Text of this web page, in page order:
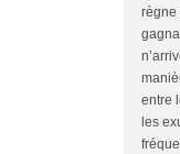
règne
entre
les